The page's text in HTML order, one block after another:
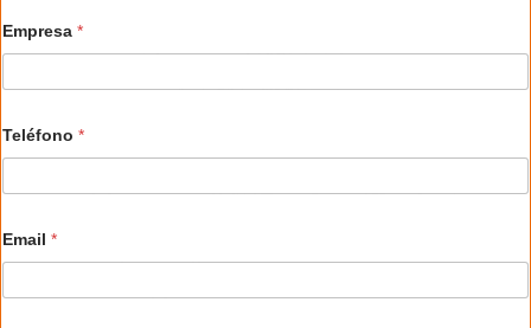
Empresa *
Teléfono *
Email *